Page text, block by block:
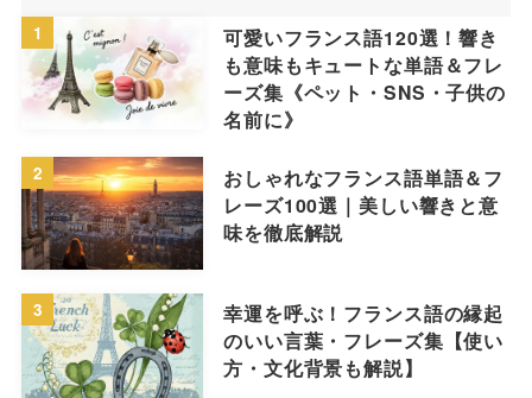
1
可愛いフランス語120選！響き
も意味もキュートな単語＆フレ
ーズ集《ペット・SNS・子供の
名前に》
2
おしゃれなフランス語単語＆フ
レーズ100選｜美しい響きと意
味を徹底解説
3
幸運を呼ぶ！フランス語の縁起
のいい言葉・フレーズ集【使い
方・文化背景も解説】